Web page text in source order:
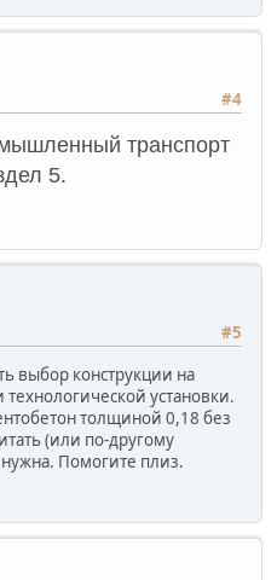
#4
транспорт
5.
#5
выбор конструкции на
установки.
толщиной 0,18 без
(или по-другому
нужна. Помогите плиз.